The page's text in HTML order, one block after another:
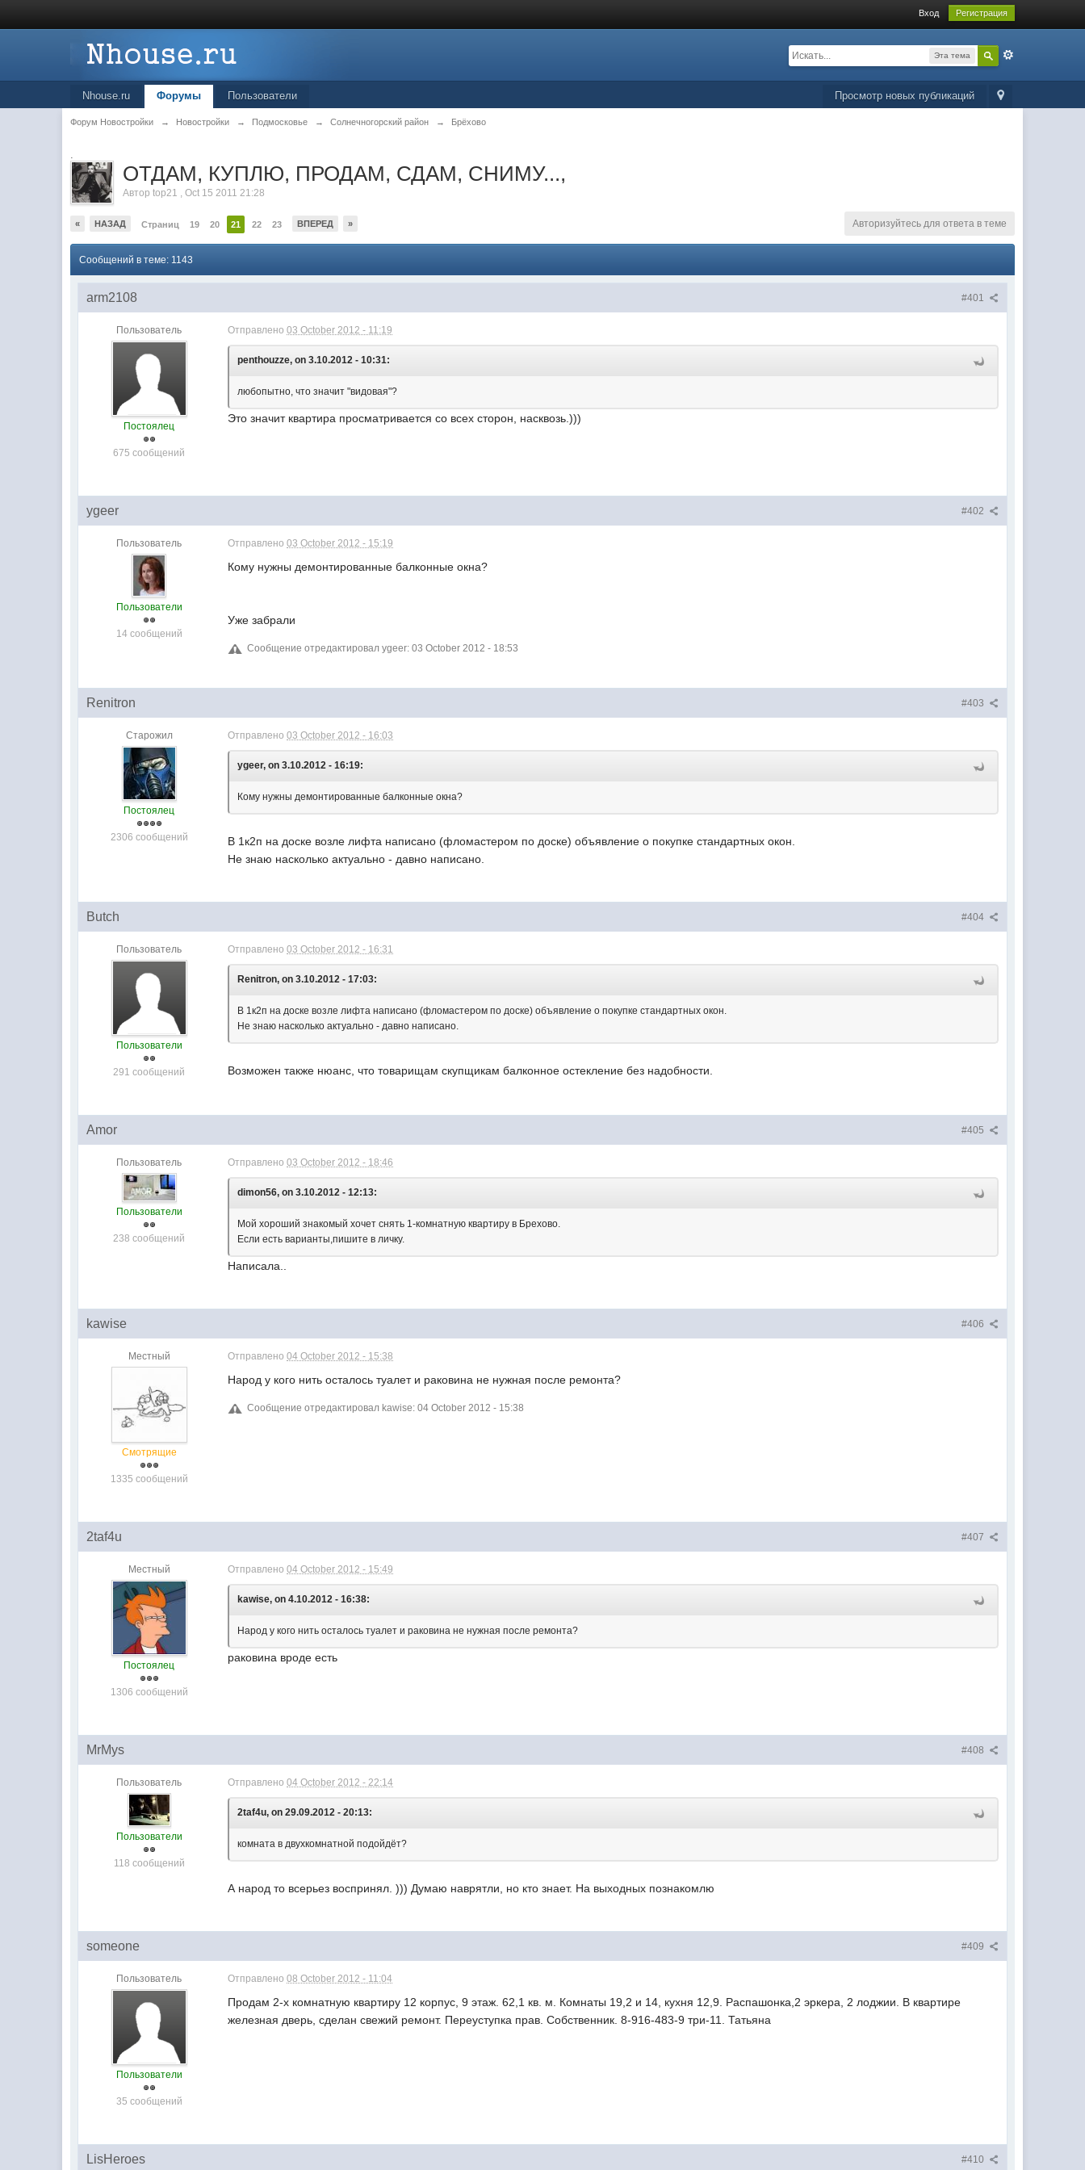
Вход Регистрация
Эта тема
Просмотр новых публикаций
Nhouse.ru Форумы Пользователи
Форум Новостройки → Новостройки → Подмосковье → Солнечногорский район → Брёхово
.
ОТДАМ, КУПЛЮ, ПРОДАМ, СДАМ, СНИМУ...,
Авторtop21 ,Oct 15 2011 21:28
« НАЗАД Страниц 19 20 21 22 23 ВПЕРЕД » Авторизуйтесь для ответа в теме
Сообщений в теме: 1143
#401
arm2108
Пользователь
Постоялец
675 сообщений
Отправлено03 October 2012 - 11:19
penthouzze, on 3.10.2012 - 10:31:
любопытно, что значит "видовая"?
Это значит квартира просматривается со всех сторон, насквозь.)))
#402
ygeer
Пользователь
Пользователи
14 сообщений
Отправлено03 October 2012 - 15:19
Кому нужны демонтированные балконные окна?
Уже забрали
Сообщение отредактировал ygeer: 03 October 2012 - 18:53
#403
Renitron
Старожил
Постоялец
2306 сообщений
Отправлено03 October 2012 - 16:03
ygeer, on 3.10.2012 - 16:19:
Кому нужны демонтированные балконные окна?
В 1к2п на доске возле лифта написано (фломастером по доске) объявление о покупке стандартных окон.
Не знаю насколько актуально - давно написано.
#404
Butch
Пользователь
Пользователи
291 сообщений
Отправлено03 October 2012 - 16:31
Renitron, on 3.10.2012 - 17:03:
В 1к2п на доске возле лифта написано (фломастером по доске) объявление о покупке стандартных окон.
Не знаю насколько актуально - давно написано.
Возможен также нюанс, что товарищам скупщикам балконное остекление без надобности.
#405
Amor
Пользователь
Пользователи
238 сообщений
Отправлено03 October 2012 - 18:46
dimon56, on 3.10.2012 - 12:13:
Мой хороший знакомый хочет снять 1-комнатную квартиру в Брехово.
Если есть варианты,пишите в личку.
Написала..
#406
kawise
Местный
Смотрящие
1335 сообщений
Отправлено04 October 2012 - 15:38
Народ у кого нить осталось туалет и раковина не нужная после ремонта?
Сообщение отредактировал kawise: 04 October 2012 - 15:38
#407
2taf4u
Местный
Постоялец
1306 сообщений
Отправлено04 October 2012 - 15:49
kawise, on 4.10.2012 - 16:38:
Народ у кого нить осталось туалет и раковина не нужная после ремонта?
раковина вроде есть
#408
MrMys
Пользователь
Пользователи
118 сообщений
Отправлено04 October 2012 - 22:14
2taf4u, on 29.09.2012 - 20:13:
комната в двухкомнатной подойдёт?
А народ то всерьез воспринял. ))) Думаю наврятли, но кто знает. На выходных познакомлю
#409
someone
Пользователь
Пользователи
35 сообщений
Отправлено08 October 2012 - 11:04
Продам 2-х комнатную квартиру 12 корпус, 9 этаж. 62,1 кв. м. Комнаты 19,2 и 14, кухня 12,9. Распашонка,2 эркера, 2 лоджии. В квартире
железная дверь, сделан свежий ремонт. Переуступка прав. Собственник. 8-916-483-9 три-11. Татьяна
#410
LisHeroes